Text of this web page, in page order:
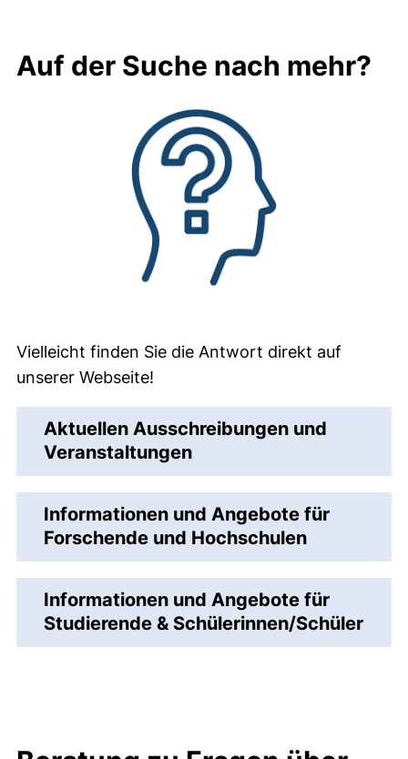
Auf der Suche nach mehr?
Vielleicht finden Sie die Antwort direkt auf
unserer Webseite!
Aktuellen Ausschreibungen und
Veranstaltungen
Informationen und Angebote für
Forschende und Hochschulen
Informationen und Angebote für
Studierende & Schülerinnen/Schüler